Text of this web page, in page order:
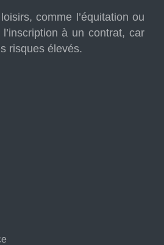
comme l’équitation ou
à un contrat, car
risques élevés.